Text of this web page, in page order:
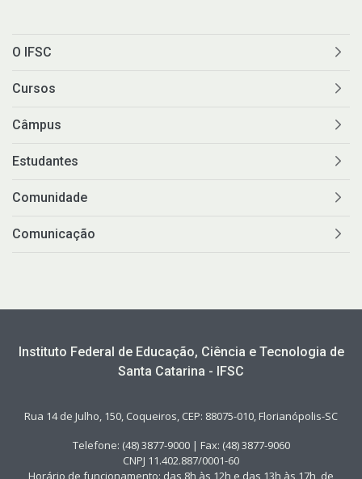
O IFSC
Cursos
Câmpus
Estudantes
Comunidade
Comunicação
Instituto Federal de Educação, Ciência e Tecnologia de
Santa Catarina - IFSC
Rua 14 de Julho, 150, Coqueiros, CEP: 88075-010, Florianópolis-SC
Telefone: (48) 3877-9000 | Fax: (48) 3877-9060
CNPJ 11.402.887/0001-60
Horário de funcionamento: das 8h às 12h e das 13h às 17h, de